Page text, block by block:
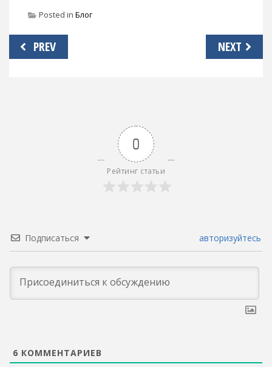
Posted in Блог
Навигация
по
PREV NEXT
0
Рейтинг статьи
Подписаться авторизуйтесь
6 КОММЕНТАРИЕВ